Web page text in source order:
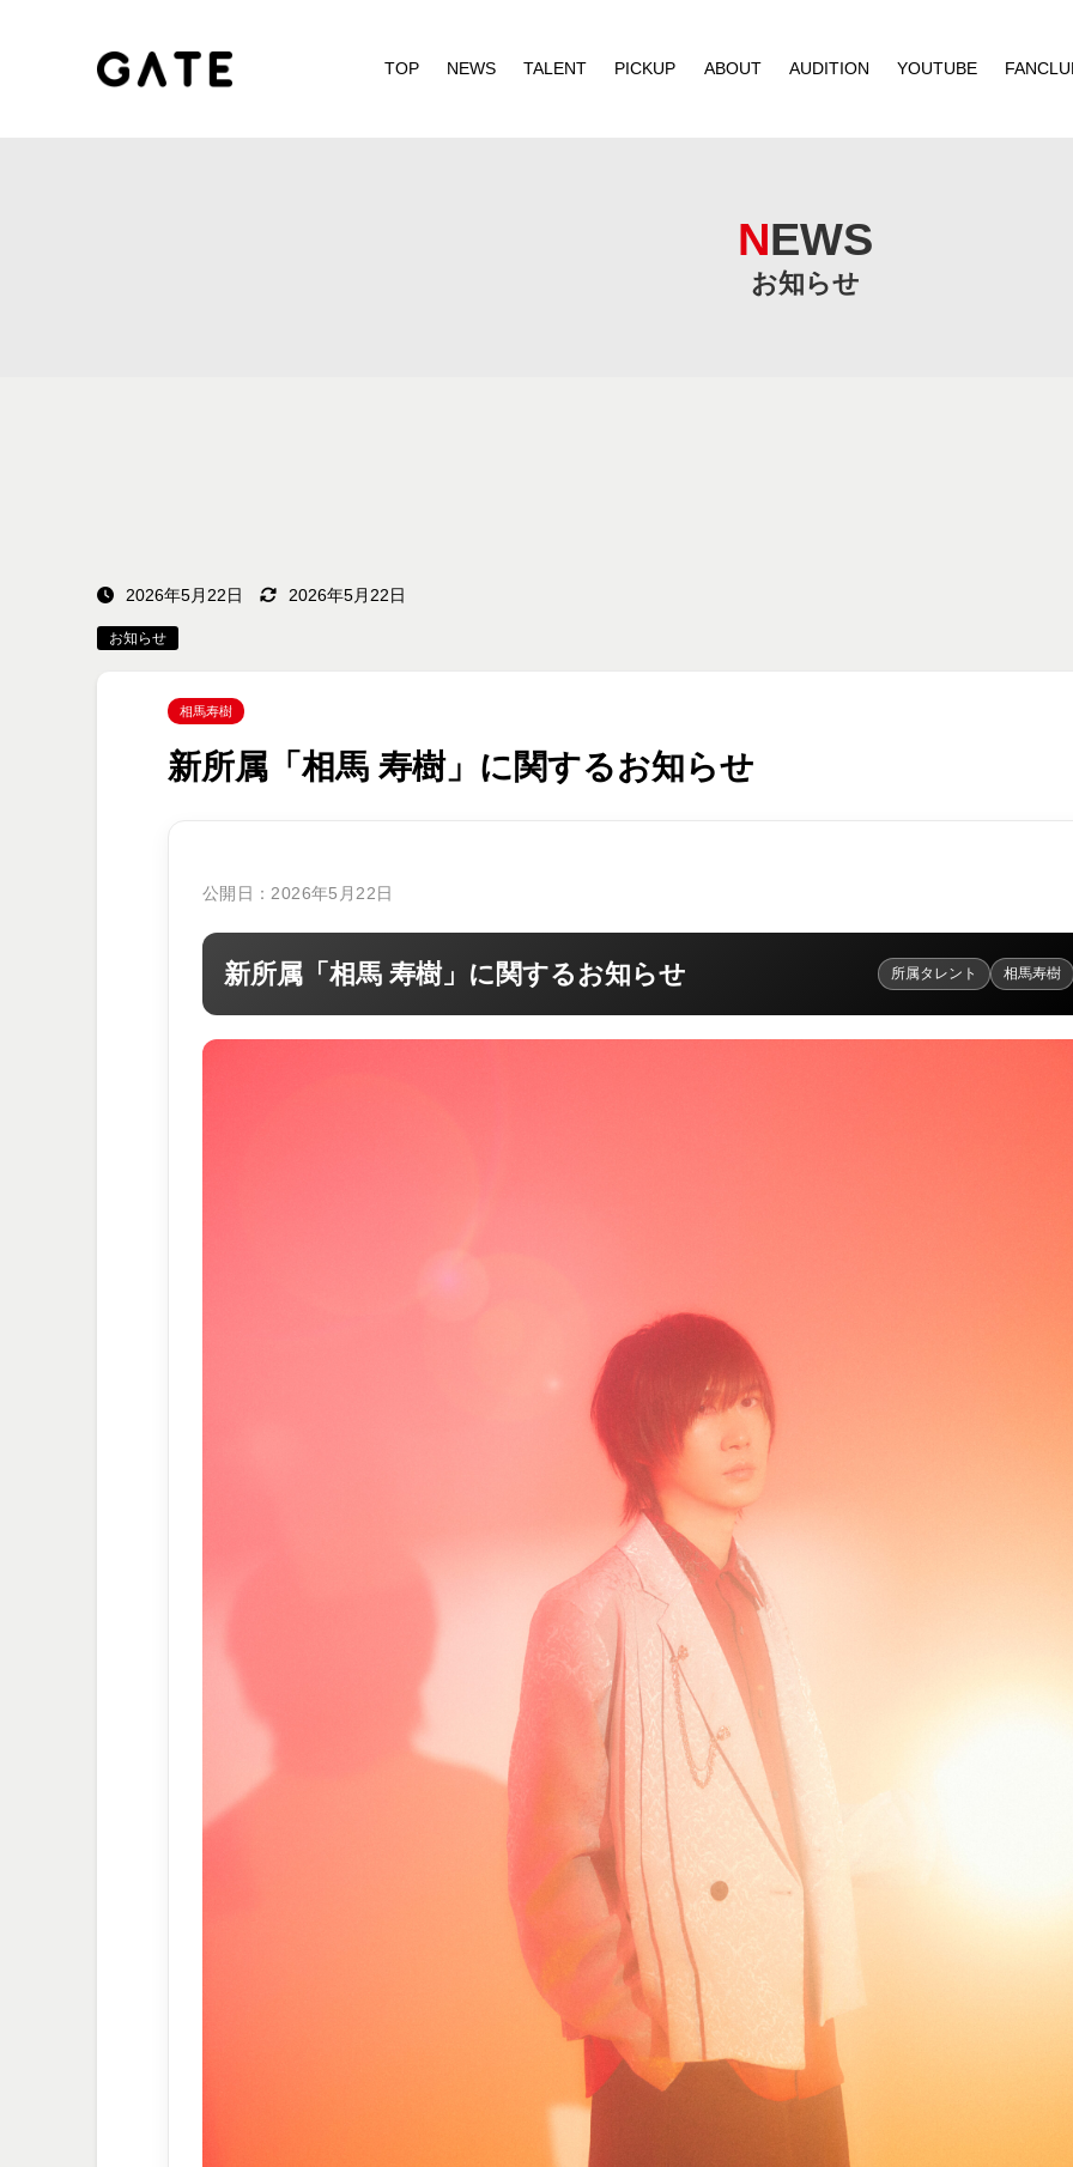
TOP NEWS TALENT PICKUP ABOUT AUDITION YOUTUBE
NEWS
お知らせ
2026年5月22日 2026年5月22日
お知らせ
相馬寿樹
新所属「相馬 寿樹」に関するお知らせ
公開日：2026年5月22日
新所属「相馬 寿樹」に関するお知らせ 所属タレント 相馬寿樹